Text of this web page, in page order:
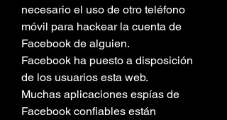
necesario el uso de otro teléfono
móvil para hackear la cuenta de
Facebook de alguien.
Facebook ha puesto a disposición
de los usuarios esta web.
Muchas aplicaciones espías de
Facebook confiables están